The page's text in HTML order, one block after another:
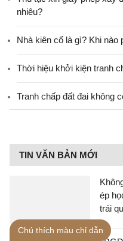
nhiêu?
Nhà kiên cố là gì? Khi nào
Thời hiệu khởi kiện tranh
Tranh chấp đất đai không
TIN VĂN BẢN MỚI
ép
trái
Chú thích màu chỉ dẫn